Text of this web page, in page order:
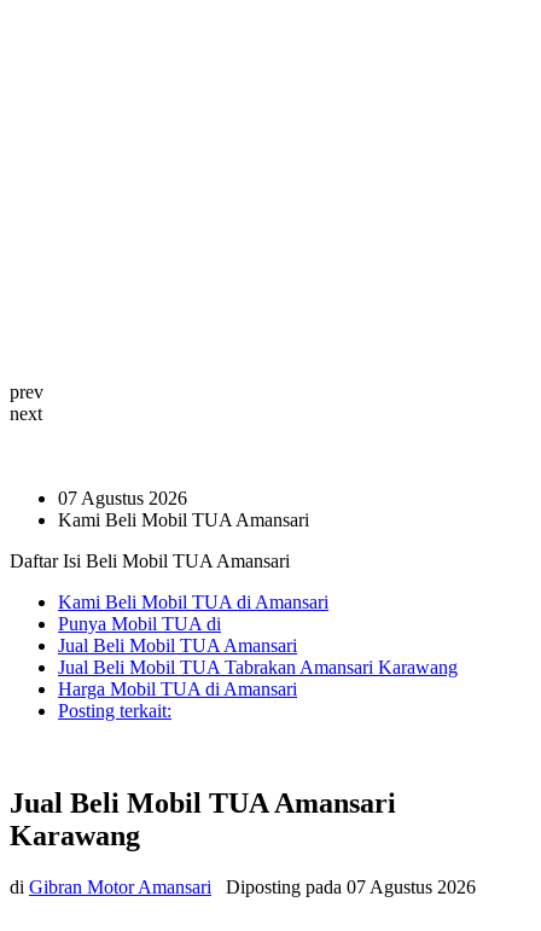
prev
next
07 Agustus 2026
Kami Beli Mobil TUA Amansari
Daftar Isi Beli Mobil TUA Amansari
Kami Beli Mobil TUA di Amansari
Punya Mobil TUA di
Jual Beli Mobil TUA Amansari
Jual Beli Mobil TUA Tabrakan Amansari Karawang
Harga Mobil TUA di Amansari
Posting terkait:
Jual Beli Mobil TUA Amansari
Karawang
di Gibran Motor Amansari Diposting pada 07 Agustus 2026